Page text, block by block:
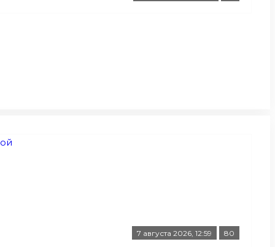
7 августа 2026, 12:59 80